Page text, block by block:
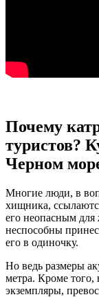
Почему
туристов?
Черном
Многие люди, в
хищника,
его неопасным
неспособны
его в одиночку.
Но ведь размеры
метра. Кроме того,
экземпляры,